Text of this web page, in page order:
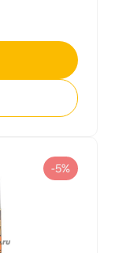
-5%